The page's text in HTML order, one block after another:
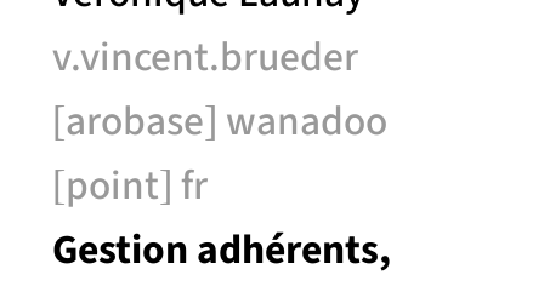
v.vincent.brueder
[arobase] wanadoo
[point] fr
Gestion adhérents,